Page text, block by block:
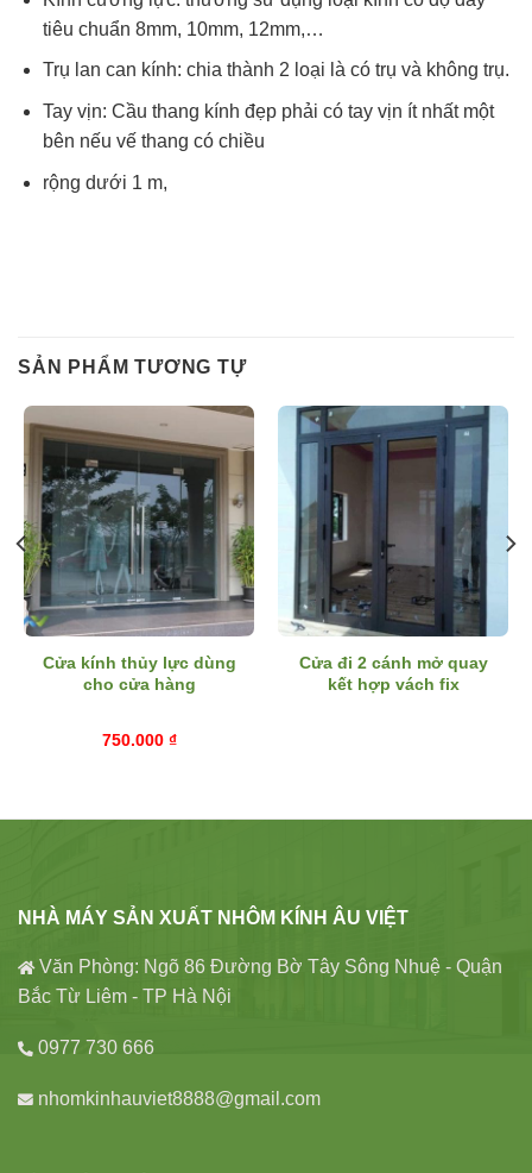
tiêu chuẩn 8mm, 10mm, 12mm,…
Trụ lan can kính: chia thành 2 loại là có trụ và không trụ.
Tay vịn: Cầu thang kính đẹp phải có tay vịn ít nhất một
bên nếu vế thang có chiều
rộng dưới 1 m,
SẢN PHẨM TƯƠNG TỰ
Cửa kính thủy lực dùng
cho cửa hàng
750.000 ₫
Cửa đi 2 cánh mở quay
kết hợp vách fix
NHÀ MÁY SẢN XUẤT NHÔM KÍNH ÂU VIỆT
Văn Phòng: Ngõ 86 Đường Bờ Tây Sông Nhuệ - Quận
Bắc Từ Liêm - TP Hà Nội
0977 730 666
nhomkinhauviet8888@gmail.com